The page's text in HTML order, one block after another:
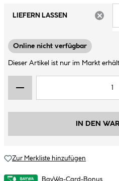
LIEFERN LASSEN
Online nicht verfügbar
Dieser Artikel ist nur im Markt
IN DEN
Zur Merkliste hinzufügen
BayWa-Card-Bonus